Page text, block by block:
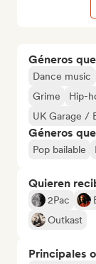
Géneros
Dance music
Grime
Hip-
UK Garage /
Géneros
Pop bailable
Quieren
2Pac
Outkast
Principales